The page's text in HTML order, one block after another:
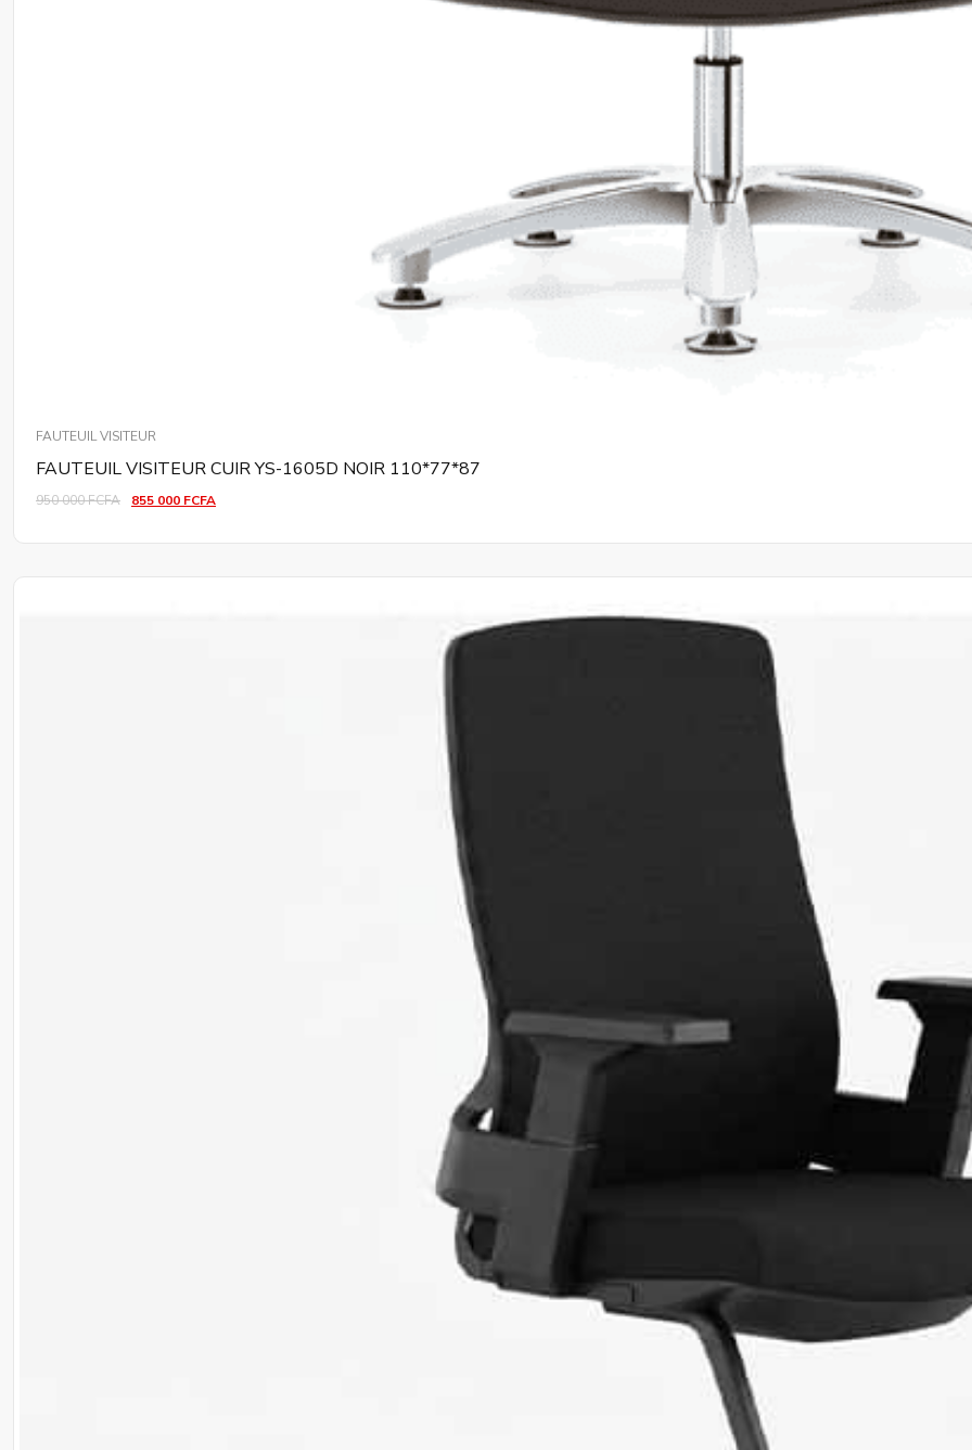
FAUTEUIL VISITEUR
FAUTEUIL VISITEUR CUIR YS-1605D NOIR 110*77*87
950 000FCFA 855 000 FCFA